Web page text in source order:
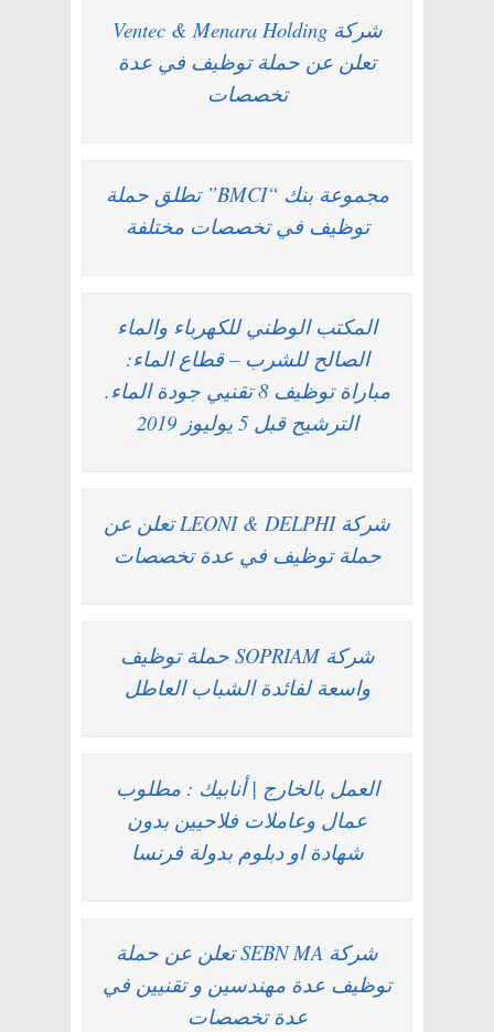
شركة Ventec & Menara Holding
تعلن عن حملة توظيف في عدة
تخصصات
مجموعة بنك “BMCI” تطلق حملة
توظيف في تخصصات مختلفة
المكتب الوطني للكهرباء والماء
الصالح للشرب – قطاع الماء:
مباراة توظيف 8 تقنيي جودة الماء.
الترشيح قبل 5 يوليوز 2019
شركة LEONI & DELPHI تعلن عن
حملة توظيف في عدة تخصصات
شركة SOPRIAM حملة توظيف
واسعة لفائدة الشباب العاطل
العمل بالخارج | أنابيك : مطلوب
عمال وعاملات فلاحيين بدون
شهادة او دبلوم بدولة فرنسا
شركة SEBN MA تعلن عن حملة
توظيف عدة مهندسين و تقنيين في
عدة تخصصات